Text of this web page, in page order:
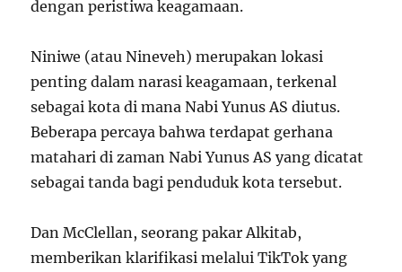
dengan peristiwa keagamaan.
Niniwe (atau Nineveh) merupakan lokasi
penting dalam narasi keagamaan, terkenal
sebagai kota di mana Nabi Yunus AS diutus.
Beberapa percaya bahwa terdapat gerhana
matahari di zaman Nabi Yunus AS yang dicatat
sebagai tanda bagi penduduk kota tersebut.
Dan McClellan, seorang pakar Alkitab,
memberikan klarifikasi melalui TikTok yang